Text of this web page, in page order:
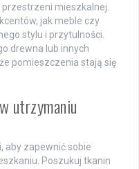
mieszkalnej.
jak meble czy
stylu i przytulności.
drewna lub innych
pomieszczenia stają się
utrzymaniu
aby zapewnić sobie
Poszukuj tkanin